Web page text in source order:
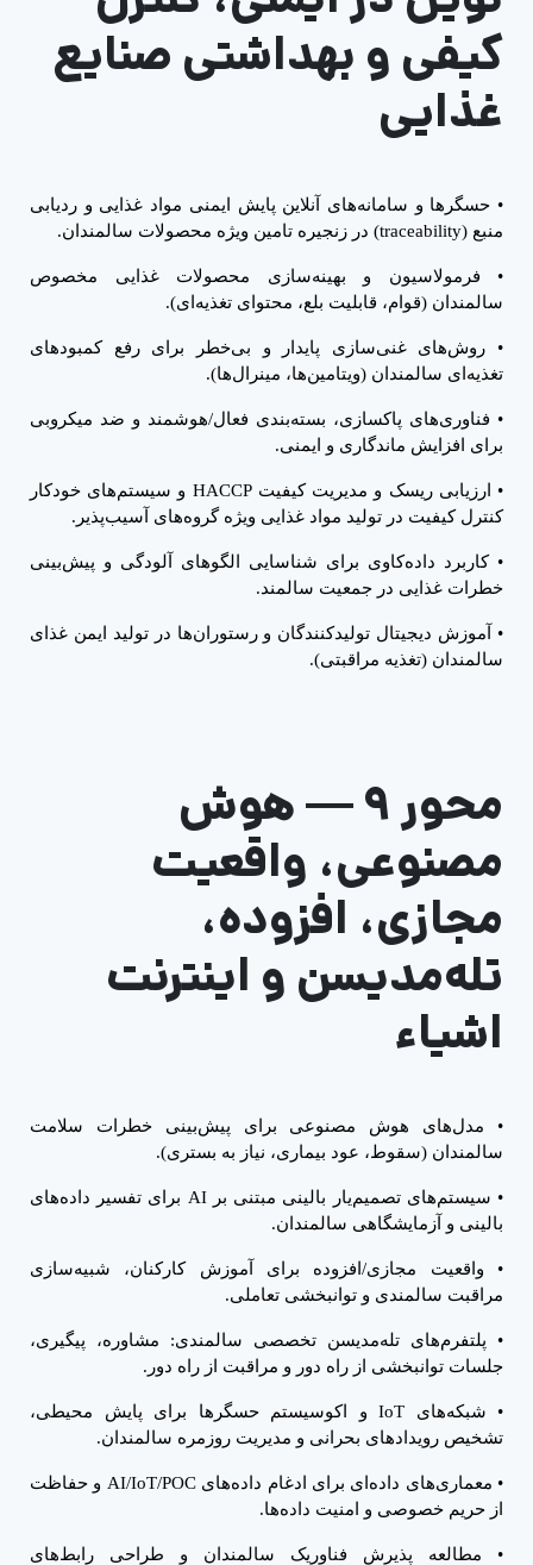
کیفی و بهداشتی صنایع
غذایی
• حسگرها و سامانه‌های آنلاین پایش ایمنی مواد غذایی و ردیابی
منبع (traceability) در زنجیره تامین ویژه محصولات سالمندان.
• فرمولاسیون و بهینه‌سازی محصولات غذایی مخصوص
سالمندان (قوام، قابلیت بلع، محتواى تغذیه‌ای).
• روش‌های غنی‌سازی پایدار و بی‌خطر برای رفع کمبودهای
تغذیه‌ای سالمندان (ویتامین‌ها، مینرال‌ها).
• فناوری‌های پاکسازی، بسته‌بندی فعال/هوشمند و ضد میکروبی
برای افزایش ماندگاری و ایمنی.
• ارزیابی ریسک و مدیریت کیفیتHACCP و سیستم‌های خودکار
کنترل کیفیت در تولید مواد غذایی ویژه گروه‌های آسیب‌پذیر.
• کاربرد داده‌کاوی برای شناسایی الگوهای آلودگی و پیش‌بینی
خطرات غذایی در جمعیت سالمند.
• آموزش دیجیتال تولیدکنندگان و رستوران‌ها در تولید ایمن غذای
سالمندان (تغذیه مراقبتی).
محور ۹ —هوش
مصنوعی، واقعیت
مجازی، افزوده،
تله‌مدیسن و اینترنت
اشیاء
• مدل‌های هوش مصنوعی برای پیش‌بینی خطرات سلامت
سالمندان (سقوط، عود بیماری، نیاز به بستری).
• سیستم‌های تصمیم‌یار بالینی مبتنی برAI برای تفسیر داده‌های
بالینی و آزمایشگاهی سالمندان.
• واقعیت مجازی/افزوده برای آموزش کارکنان، شبیه‌سازی
مراقبت سالمندی و توانبخشی تعاملی.
• پلتفرم‌های تله‌مدیسن تخصصی سالمندی: مشاوره، پیگیری،
جلسات توانبخشی از راه دور و مراقبت از راه دور.
• شبکه‌های IoT
و اکوسیستم حسگرها برای پایش محیطی،
تشخیص رویدادهای بحرانی و مدیریت روزمره سالمندان.
• معماری‌های داده‌ای برای ادغام داده‌هایAI/IoT/POC و حفاظت
از حریم خصوصی و امنیت داده‌ها.
• مطالعه پذیرش فناوریک سالمندان و طراحی رابط‌های